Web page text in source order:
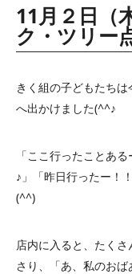
11月２日（
ク・ツリー
きく組の子どもたちは
へ出かけました(^^♪
「ここ行ったことあ
♪」「昨日行ったー！
(^^)
店内に入ると、たく
さり、「あ、私のおば